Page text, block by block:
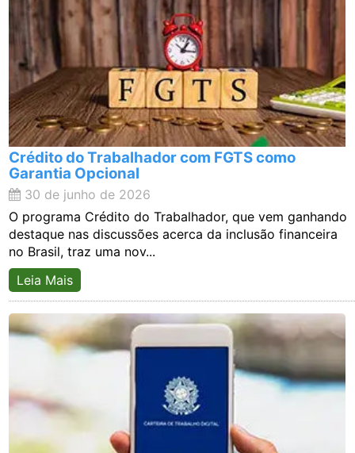
Crédito do Trabalhador com FGTS como
Garantia Opcional
30 de junho de 2026
O programa Crédito do Trabalhador, que vem ganhando
destaque nas discussões acerca da inclusão financeira
no Brasil, traz uma nov...
Leia Mais